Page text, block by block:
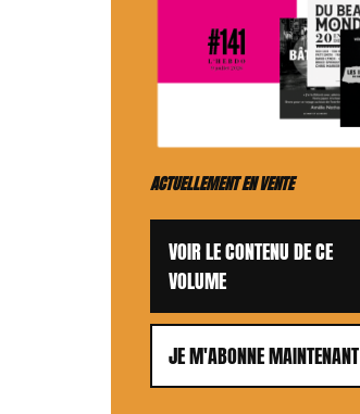
ACTUELLEMENT EN VENTE
VOIR LE CONTENU DE CE
VOLUME
JE M'ABONNE MAINTENANT